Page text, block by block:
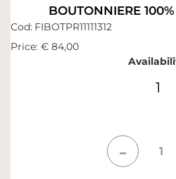
BOUTONNIERE
Cod: FIBOTPR11111312
Price: € 84,00
1